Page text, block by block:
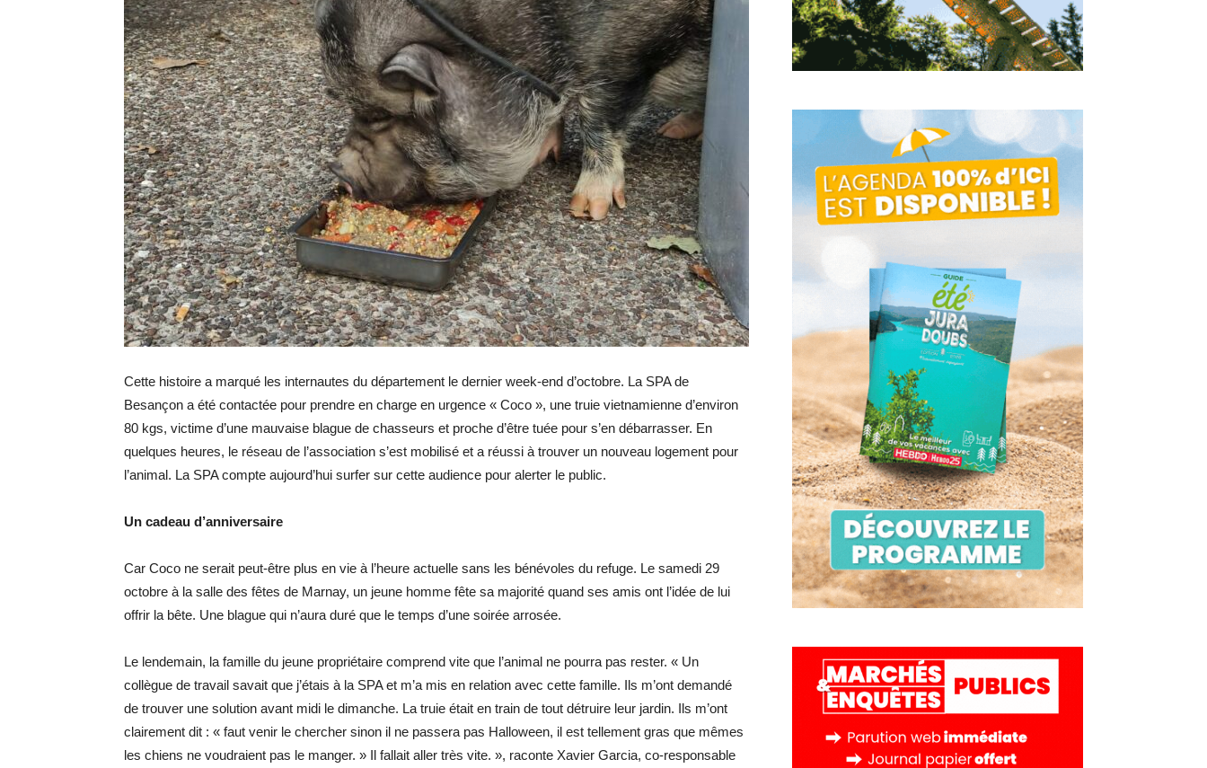
Hebdo25
Cette histoire a marqué les internautes du département le dernier week-end d’octobre. La SPA de
Besançon a été contactée pour prendre en charge en urgence « Coco », une truie vietnamienne d’environ
80 kgs, victime d’une mauvaise blague de chasseurs et proche d’être tuée pour s’en débarrasser. En
quelques heures, le réseau de l’association s’est mobilisé et a réussi à trouver un nouveau logement pour
l’animal. La SPA compte aujourd’hui surfer sur cette audience pour alerter le public.
Un cadeau d’anniversaire
Car Coco ne serait peut-être plus en vie à l’heure actuelle sans les bénévoles du refuge. Le samedi 29
octobre à la salle des fêtes de Marnay, un jeune homme fête sa majorité quand ses amis ont l’idée de lui
offrir la bête. Une blague qui n’aura duré que le temps d’une soirée arrosée.
Le lendemain, la famille du jeune propriétaire comprend vite que l’animal ne pourra pas rester. « Un
collègue de travail savait que j’étais à la SPA et m’a mis en relation avec cette famille. Ils m’ont demandé
de trouver une solution avant midi le dimanche. La truie était en train de tout détruire leur jardin. Ils m’ont
clairement dit : « faut venir le chercher sinon il ne passera pas Halloween, il est tellement gras que mêmes
les chiens ne voudraient pas le manger. » Il fallait aller très vite. », raconte Xavier Garcia, co-responsable